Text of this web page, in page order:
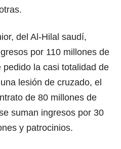
del Al-Hilal saudí,
por 110 millones de
la casi totalidad de
lesión de cruzado, el
de 80 millones de
suman ingresos por 30
y patrocinios.